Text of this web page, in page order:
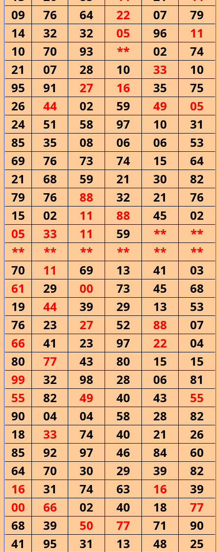
09
76 64 22 07
79
14
32 32 05 96
11
10
70 93 ** 02
74
21
07 28 10 33
10
95
91 27 16 35
75
26
44 02 59 49
05
24
51 58 97 10
31
85
35 08 06 06
53
69
76 73 74 15
64
21
68 59 21 30
82
79
76 88 32 21
76
15
02 11 88 45
02
05
33 11 59 **
**
**
** ** ** **
**
70
11 69 13 41
03
61
29 00 73 45
68
19
44 39 29 13
53
76
23 27 52 88
07
66
41 23 97 22
04
80
77 43 80 15
15
99
32 98 28 06
81
55
82 49 40 43
55
90
04 04 58 28
82
18
33 74 40 21
26
85
92 97 46 84
60
64
70 30 29 39
82
16
31 74 63 16
39
00
66 02 40 18
77
68
39 50 77 71
90
41
95 31 13 48
25